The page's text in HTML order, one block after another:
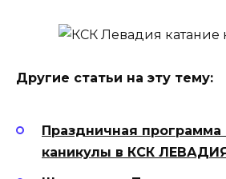
Другие статьи на эту тему:
Праздничная программа
каникулы в КСК